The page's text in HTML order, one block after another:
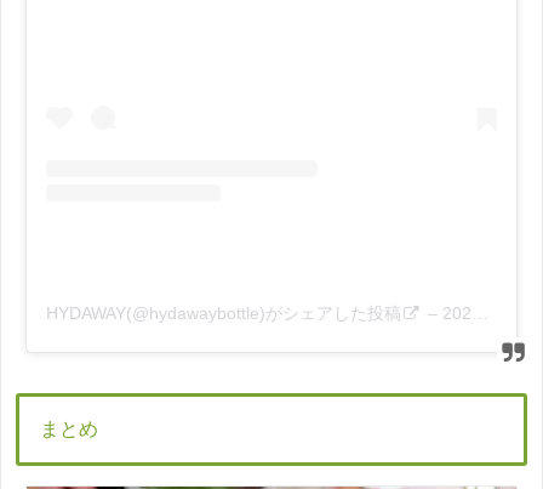
HYDAWAY(@hydawaybottle)がシェアした投稿 – 2020年 8月月20日午前10時18分PDT
まとめ